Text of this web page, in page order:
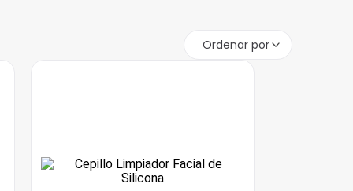
Ordenar por